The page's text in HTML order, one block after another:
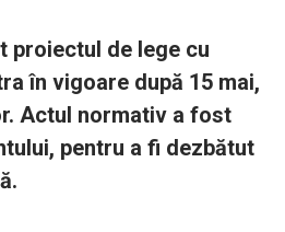
proiectul de lege cu
în vigoare după 15 mai,
Actul normativ a fost
pentru a fi dezbătut